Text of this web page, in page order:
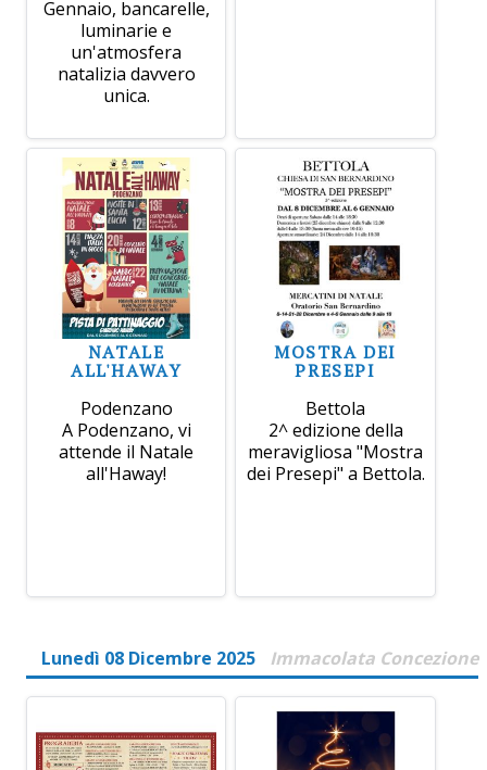
Gennaio, bancarelle,
luminarie e
un'atmosfera
natalizia davvero
unica.
NATALE
ALL'HAWAY
Podenzano
A Podenzano, vi
attende il Natale
all'Haway!
MOSTRA DEI
PRESEPI
Bettola
2^ edizione della
meravigliosa "Mostra
dei Presepi" a Bettola.
Lunedì 08 Dicembre 2025 Immacolata Concezione